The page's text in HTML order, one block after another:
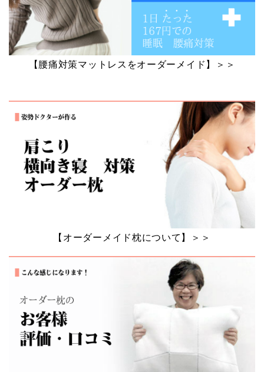
【腰痛対策マットレスをオーダーメイド】＞＞
【オーダーメイド枕について】＞＞